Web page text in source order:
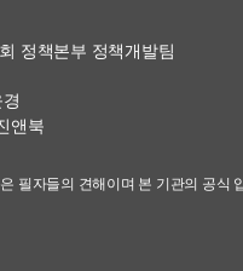
정책본부 정책개발팀
앤북
필자들의 견해이며 본 기관의 공식